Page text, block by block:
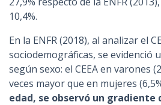
10,4%.
En la ENFR (2018), al analizar el
sociodemográficas, se evidenció
según sexo: el CEEA en varones
veces mayor que en mujeres
edad, se observó un gradiente